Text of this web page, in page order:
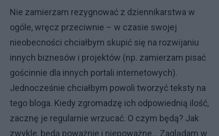
Nie zamierzam rezygnować z dziennikarstwa w
ogóle, wręcz przeciwnie – w czasie swojej
nieobecności chciałbym skupić się na rozwijaniu
innych biznesów i projektów (np. zamierzam pisać
gościnnie dla innych portali internetowych).
Jednocześnie chciałbym powoli tworzyć teksty na
tego bloga. Kiedy zgromadzę ich odpowiednią ilość,
zacznę je regularnie wrzucać. O czym będą? Jak
zwykle, będą poważnie i niepoważne… Zaglądam w